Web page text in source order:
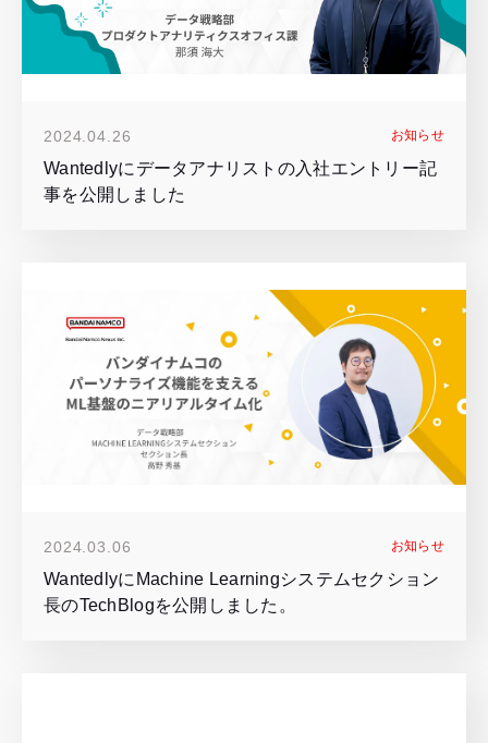
2024.04.26 お知らせ
Wantedlyにデータアナリストの入社エントリー記
事を公開しました
2024.03.06 お知らせ
WantedlyにMachine Learningシステムセクション
長のTechBlogを公開しました。